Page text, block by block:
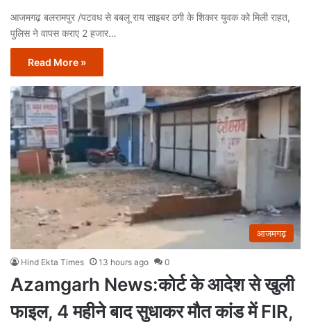
आजमगढ़ बलरामपुर /पटवध से बबलू राय साइबर ठगी के शिकार युवक को मिली राहत,
पुलिस ने वापस कराए 2 हजार…
Read More »
आजमगढ़
Hind Ekta Times 13 hours ago 0
Azamgarh News:कोर्ट के आदेश से खुली
फाइल, 4 महीने बाद सुधाकर मौत कांड में FIR,